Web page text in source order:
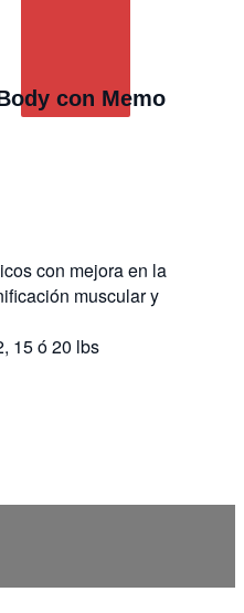
con Memo
con mejora en la
muscular y
15 ó 20 lbs